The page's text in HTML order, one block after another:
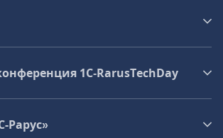
1C‑RarusTechDay
Рарус»